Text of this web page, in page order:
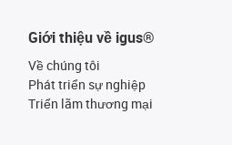
Giới thiệu về igus®
Về chúng tôi
Phát triển sự nghiệp
Triển lãm thương mại